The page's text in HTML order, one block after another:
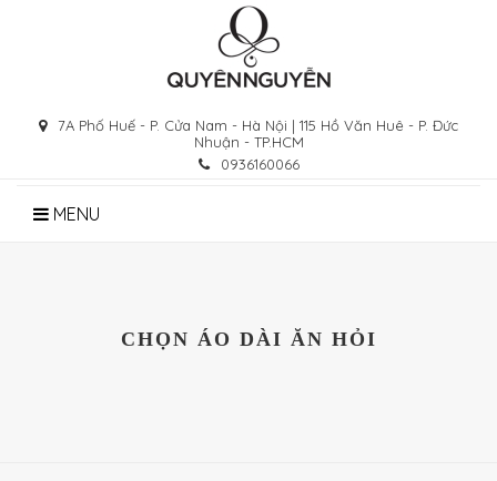
7A Phố Huế - P. Cửa Nam - Hà Nội | 115 Hồ Văn Huê - P. Đức
Nhuận - TP.HCM
0936160066
MENU
CHỌN ÁO DÀI ĂN HỎI